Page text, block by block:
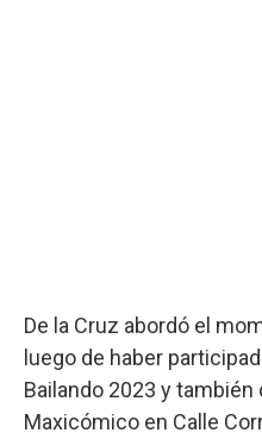
De la Cruz abordó el
luego de haber
Bailando 2023 y
Maxicómico en Calle